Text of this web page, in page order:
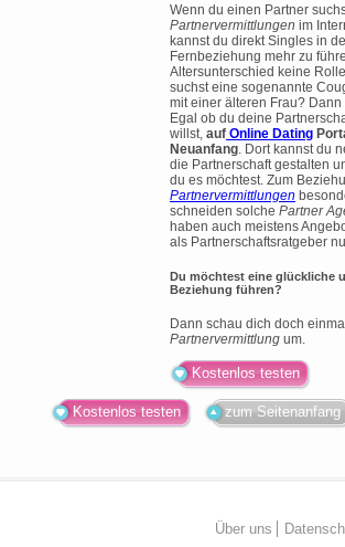
Wenn du einen Partner
Partnervermittlungen im
kannst du direkt Singles in
Fernbeziehung mehr zu
Altersunterschied keine
suchst eine sogenannte
mit einer älteren Frau?
Egal ob du deine
willst, auf Online Dating
Neuanfang. Dort kannst du
die Partnerschaft gestalten
du es möchtest. Zum
Partnervermittlungen
schneiden solche Partner
haben auch meistens
als Partnerschaftsratgeber
Du möchtest eine glückliche
Beziehung führen?
Dann schau dich doch
Partnervermittlung um.
Kostenlos testen
Kostenlos testen zum Seitenanfang
Über uns